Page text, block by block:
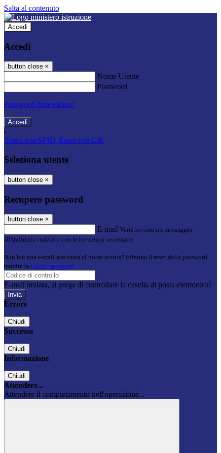
Salta al contenuto
Accedi
Accedi
button close ×
Nome Utente
Password
Password dimenticata?
-
Entra con SPID Entra con CIE
Seleziona utente
button close ×
Recupero password
button close ×
E-mail Verrà inviato un messaggio
all'indirizzo indicato con le istruzioni necessarie.
Non hai una e-mail associata al nome utente? Effettua il reset della password
tramite la Login Spaggiari
E-mail inviata, si prega di controllare la casella di posta elettronica!
Errore
Chiudi
Successo
Chiudi
Informazione
Chiudi
Attendere...
Attendere il completamento dell'operazione...